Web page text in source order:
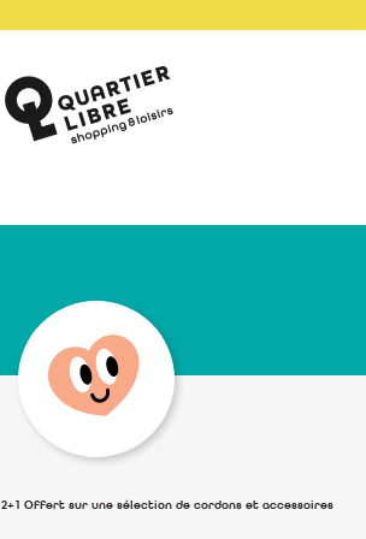
2+1 Offert sur une sélection de cordons et accessoires